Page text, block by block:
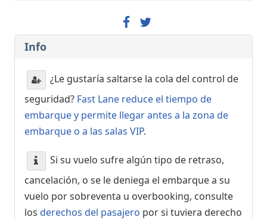
Info
¿Le gustaría saltarse la cola del control de
seguridad? Fast Lane reduce el tiempo de
embarque y permite llegar antes a la zona de
embarque o a las salas VIP.
Si su vuelo sufre algún tipo de retraso,
cancelación, o se le deniega el embarque a su
vuelo por sobreventa u overbooking, consulte
los derechos del pasajero por si tuviera derecho